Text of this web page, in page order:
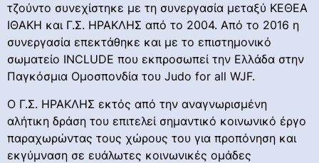
τζούντο συνεχίστηκε με τη συνεργασία μεταξύ KEΘΕΑ
ΙΘΑΚΗ και Γ.Σ. ΗΡΑΚΛΗΣ από το 2004. Από το 2016 η
συνεργασία επεκτάθηκε και με το επιστημονικό
σωματείο INCLUDE που εκπροσωπεί την Ελλάδα στην
Παγκόσμια Ομοσπονδία του Judo for all WJF.
O Γ.Σ. ΗΡΑΚΛΗΣ εκτός από την αναγνωρισμένη
αλήτικη δράση του επιτελεί σημαντικό κοινωνικό έργο
παραχωρώντας τους χώρους του για προπόνηση και
εκγύμναση σε ευάλωτες κοινωνικές ομάδες